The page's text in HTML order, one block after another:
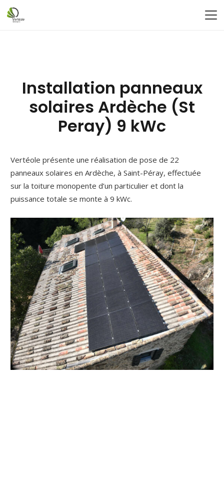
Installation panneaux
solaires Ardèche (St
Peray) 9 kWc
Vertéole présente une réalisation de pose de 22
panneaux solaires en Ardèche, à Saint-Péray, effectuée
sur la toiture monopente d’un particulier et dont la
puissance totale se monte à 9 kWc.